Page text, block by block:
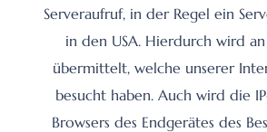
Serveraufruf, in der Regel ein
in den USA. Hierdurch wird
übermittelt, welche unserer
besucht haben. Auch wird die
Browsers des Endgerätes des